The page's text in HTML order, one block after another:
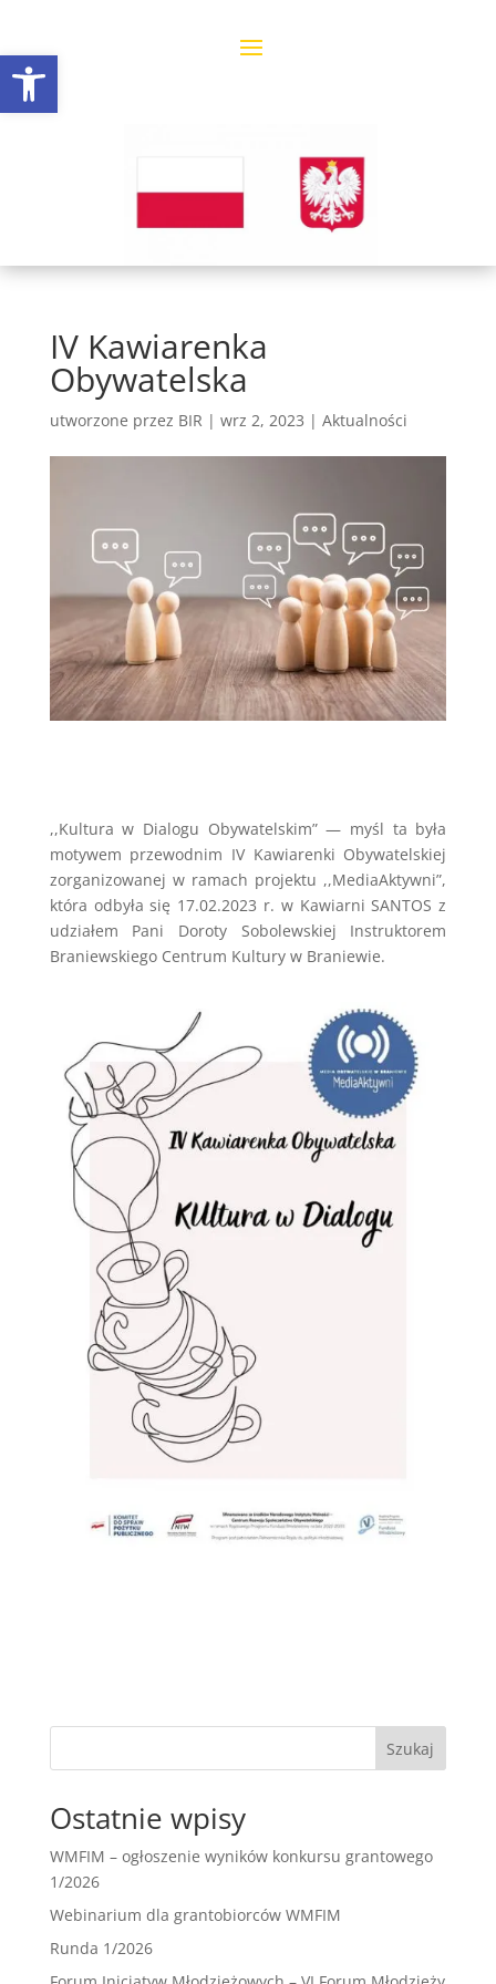
Open toolbar
IV Kawiarenka
Obywatelska
utworzone przez BIR | wrz 2, 2023 | Aktualności
,,Kultura w Dialogu Obywatelskim” — myśl ta była
motywem przewodnim IV Kawiarenki Obywatelskiej
zorganizowanej w ramach projektu ,,MediaAktywni”,
która odbyła się 17.02.2023 r. w Kawiarni SANTOS z
udziałem Pani Doroty Sobolewskiej Instruktorem
Braniewskiego Centrum Kultury w Braniewie.
Szukaj
Ostatnie wpisy
WMFIM – ogłoszenie wyników konkursu grantowego
1/2026
Webinarium dla grantobiorców WMFIM
Runda 1/2026